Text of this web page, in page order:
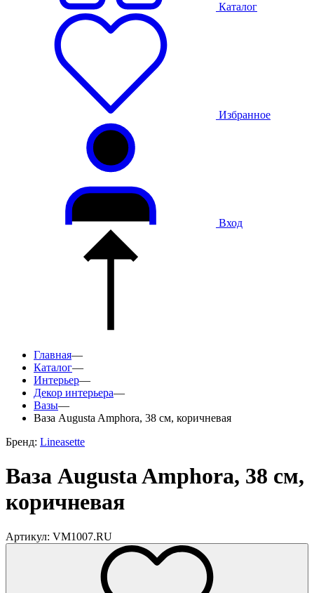
Каталог
Избранное
Вход
Главная—
Каталог—
Интерьер—
Декор интерьера—
Вазы—
Ваза Augusta Amphora, 38 см, коричневая
Бренд: Lineasette
Ваза Augusta Amphora, 38 см,
коричневая
Артикул: VM1007.RU